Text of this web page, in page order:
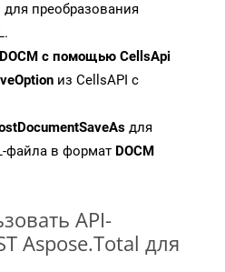
преобразования
с помощью CellsApi
из CellsAPI с
для
файла в формат DOCM
API-
Aspose.Total для